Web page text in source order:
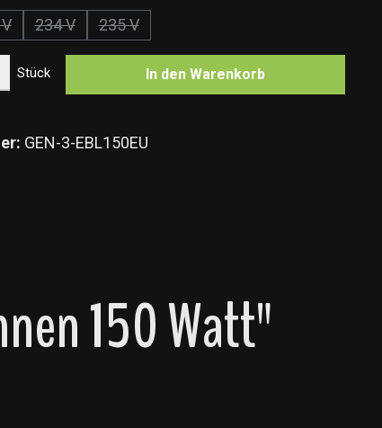
Option ist zurzeit nicht verfügbar.)
234 V
(Diese Option ist zurzeit nicht verfügbar.)
235 V
(Diese Option ist zurzeit nicht verfügbar.)
Stück In den Warenkorb
GEN-3-EBL150EU
150 Watt"